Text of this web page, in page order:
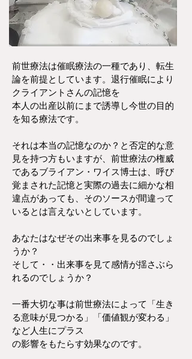
前世療法は催眠療法の一種であり、転生
論を前提としています。退行催眠により
クライアントさんの記憶を
本人の出産以前にまで誘導し今世の目的
を知る療法です。
それは本当の記憶なのか？と否定的な意
見を持つ方もいますが、前世療法の権威
であるブライアン・ワイス博士は、呼び
覚まされた記憶と実際の過去に細かな相
違点があっても、そのソースが間違って
いるとは言えないとしています。
あなたはなぜその出来事を見るのでしょ
うか？
そして・・出来事を見て感情が揺さぶら
れるのでしょうか？
一番大切な事は前世療法によって「生き
る意味が見つかる」「価値観が変わる」
など人生にプラス
の影響をもたらす効果なのです。